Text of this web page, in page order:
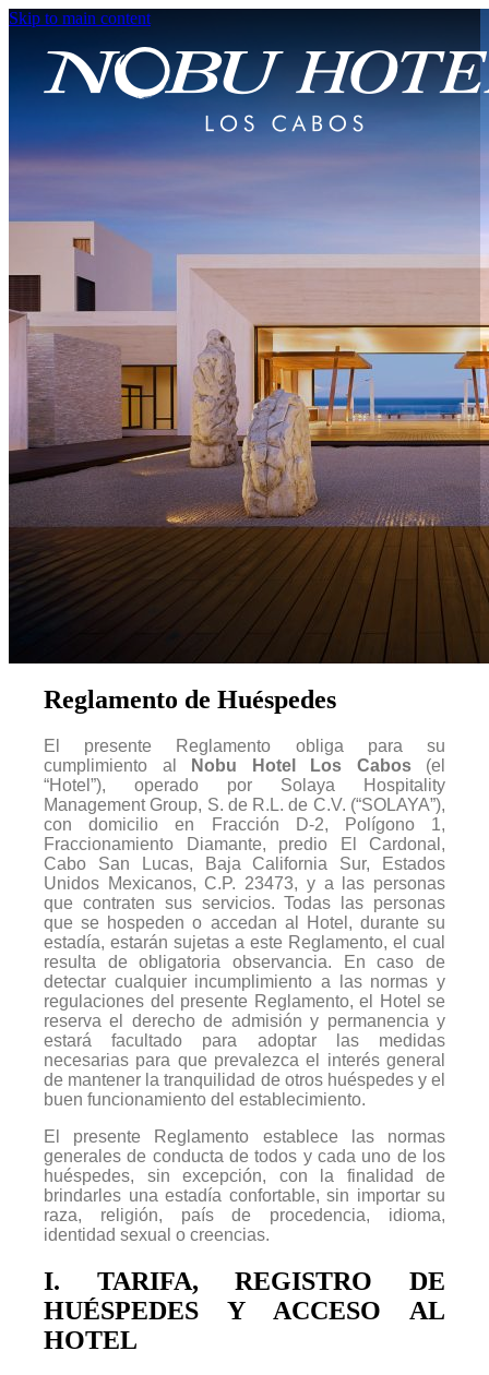
Skip to main content
Reglamento de Huéspedes
El presente Reglamento obliga para su
cumplimiento al
Nobu Hotel Los Cabos(el
“Hotel ”), operado por Solaya Hospitality
Management Group, S. de R.L. de C.V. (“SOLAYA”),
con domicilio en Fracción D-2, Polígono 1,
Fraccionamiento Diamante, predio El Cardonal,
Cabo San Lucas, Baja California Sur, Estados
Unidos Mexicanos, C.P. 23473, y a las personas
que contraten sus servicios. Todas las personas
que se hospeden o accedan al Hotel, durante su
estadía, estarán sujetas a este Reglamento, el cual
resulta de obligatoria observancia. En caso de
detectar cualquier incumplimiento a las normas y
regulaciones del presente Reglamento, el Hotel se
reserva el derecho de admisión y permanencia y
estará facultado para adoptar las medidas
necesarias para que prevalezca el interés general
de mantener la tranquilidad de otros huéspedes y el
buen funcionamiento del establecimiento.
El presente Reglamento establece las normas
generales de conducta de todos y cada uno de los
huéspedes, sin excepción, con la finalidad de
brindarles una estadía confortable, sin importar su
raza, religión, país de procedencia, idioma,
identidad sexual o creencias.
I. TARIFA, REGISTRO DE
HUÉSPEDES Y ACCESO AL
HOTEL